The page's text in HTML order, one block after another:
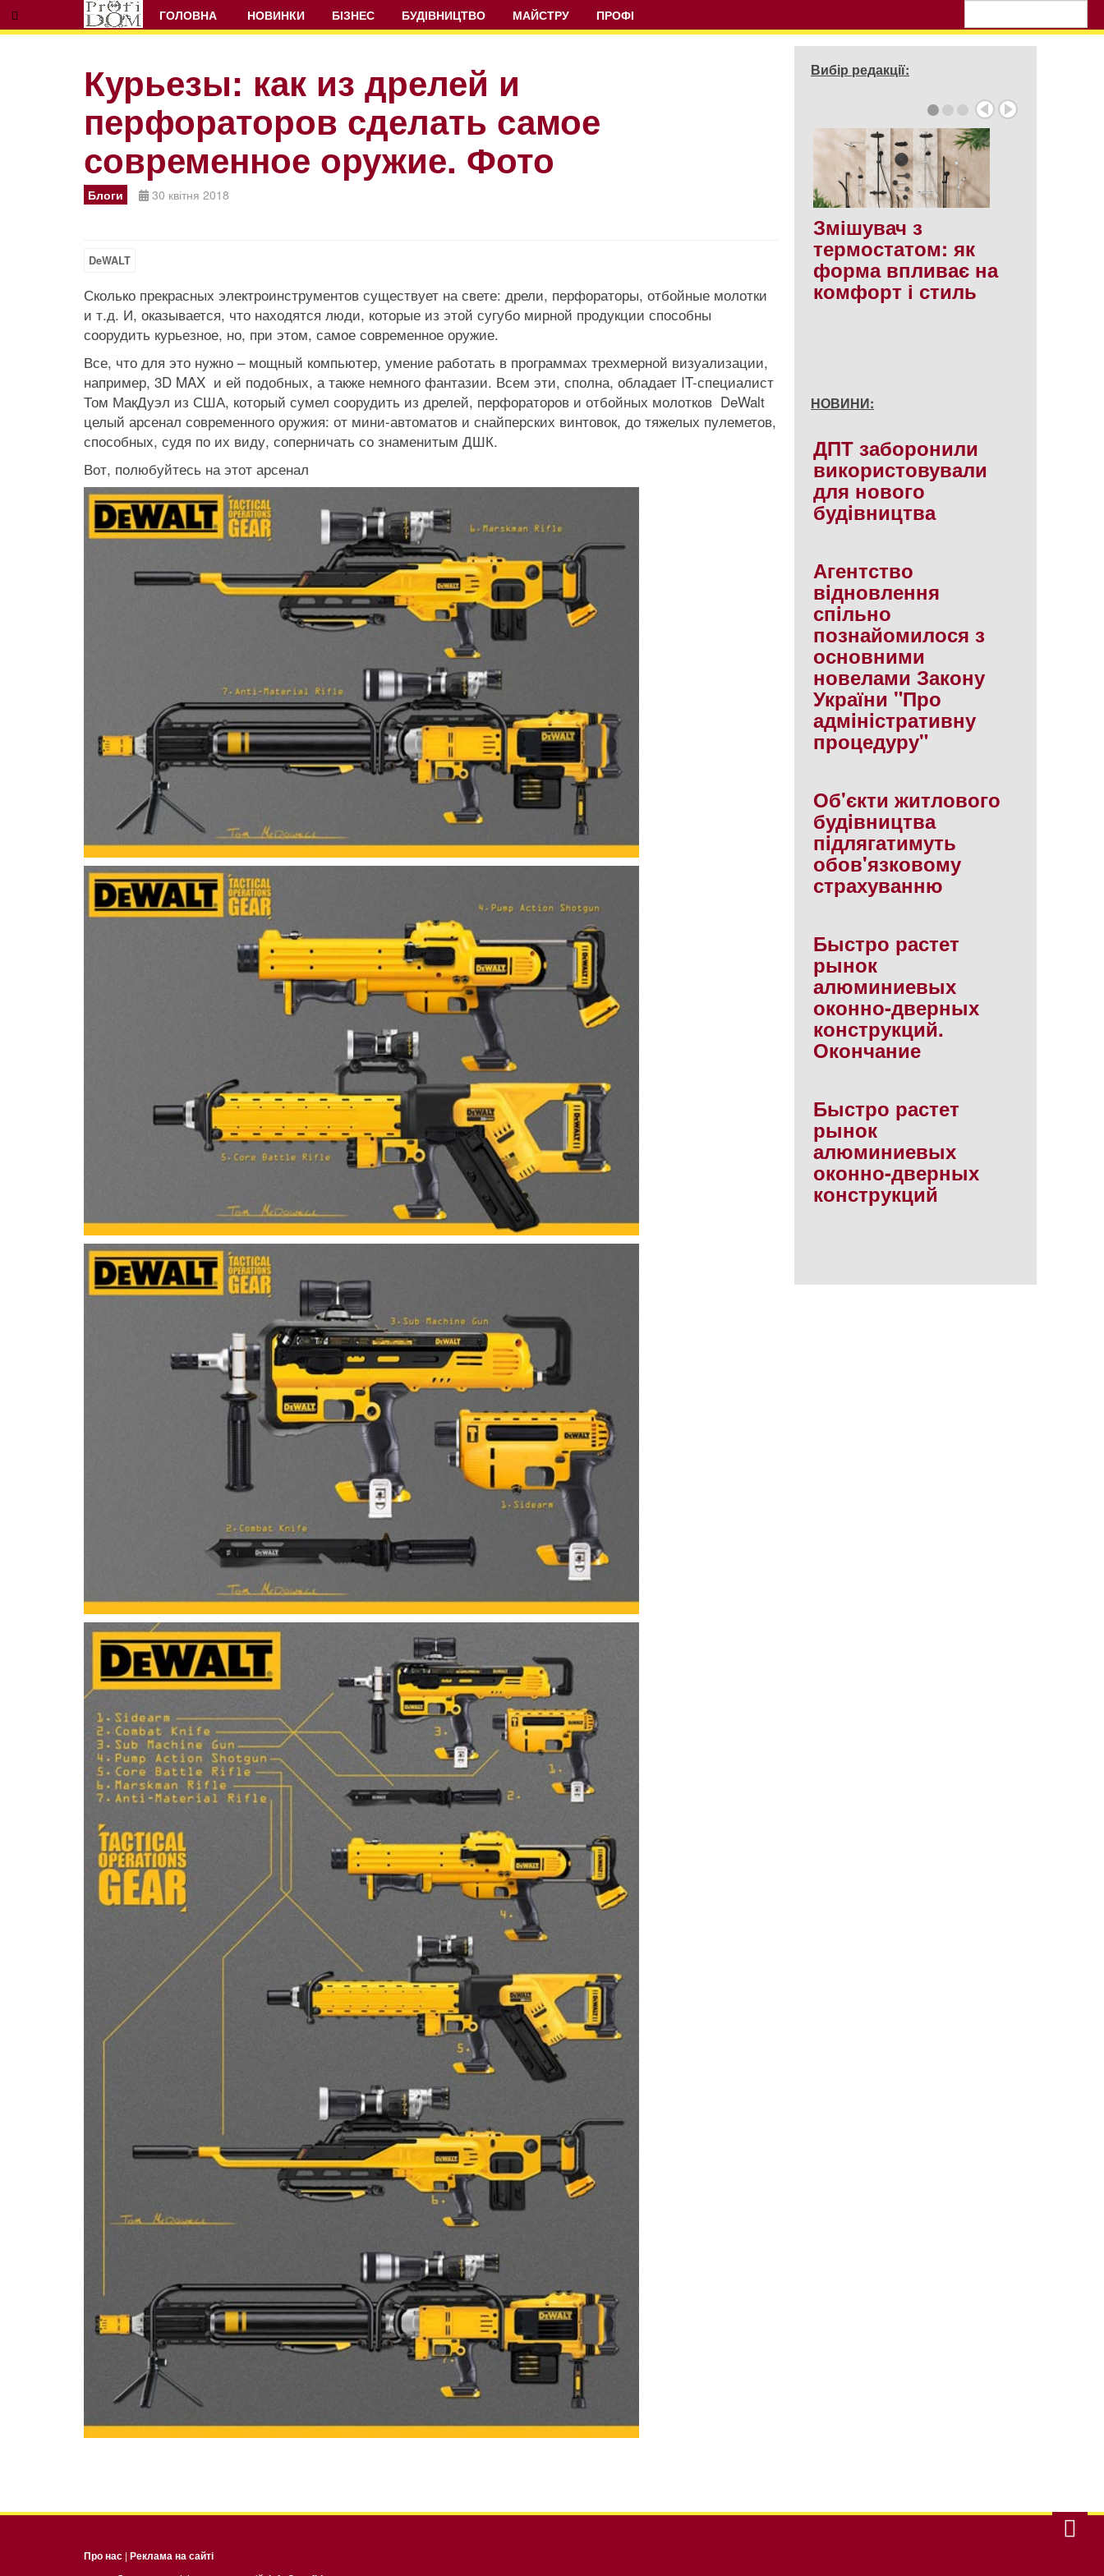
ГОЛОВНА НОВИНКИ БІЗНЕС БУДІВНИЦТВО МАЙСТРУ ПРОФІ
Курьезы: как из дрелей и
перфораторов сделать самое
современное оружие. Фото
Блоги 30 квітня 2018
DeWALT
Сколько прекрасных электроинструментов существует на свете: дрели, перфораторы, отбойные молотки
и т.д. И, оказывается, что находятся люди, которые из этой сугубо мирной продукции способны
соорудить курьезное, но, при этом, самое современное оружие.
Все, что для это нужно – мощный компьютер, умение работать в программах трехмерной визуализации,
например, 3D MAX и ей подобных, а также немного фантазии. Всем эти, сполна, обладает IT-специалист
Том МакДуэл из США, который сумел соорудить из дрелей, перфораторов и отбойных молотков DeWalt
целый арсенал современного оружия: от мини-автоматов и снайперских винтовок, до тяжелых пулеметов,
способных, судя по их виду, соперничать со знаменитым ДШК.
Вот, полюбуйтесь на этот арсенал
Вибір редакції:
Змішувач з
термостатом: як
форма впливає на
комфорт і стиль
НОВИНИ:
ДПТ заборонили
використовували
для нового
будiвництва
Агентство
вiдновлення
спiльно
познайомилося з
основними
новелами Закону
України "Про
адмiнiстративну
процедуру"
Об'єкти житлового
будiвництва
пiдлягатимуть
обов'язковому
страхуванню
Быстро растет
рынок
алюминиевых
оконно-дверных
конструкций.
Окончание
Быстро растет
рынок
алюминиевых
оконно-дверных
конструкций
Про нас | Реклама на сайті